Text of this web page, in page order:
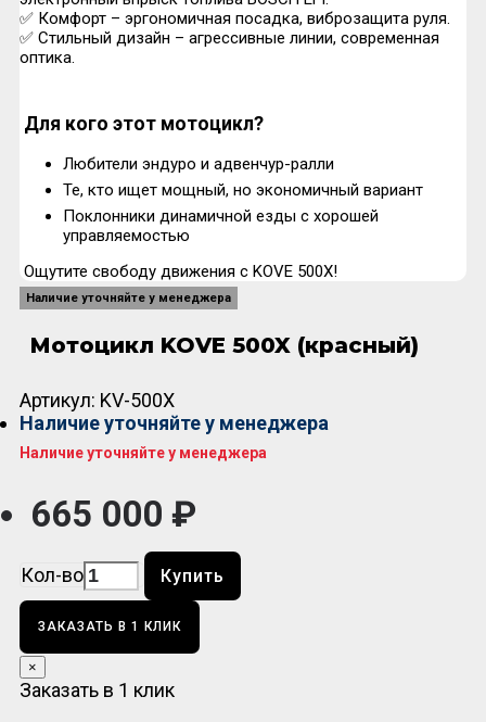
✅ Комфорт – эргономичная посадка, виброзащита руля.
✅ Стильный дизайн – агрессивные линии, современная
оптика.
Для кого этот мотоцикл?
Любители эндуро и адвенчур-ралли
Те, кто ищет мощный, но экономичный вариант
Поклонники динамичной езды с хорошей
управляемостью
Ощутите свободу движения с KOVE 500X!
Наличие уточняйте у менеджера
Мотоцикл KOVE 500X (красный)
Артикул: KV-500X
Наличие уточняйте у менеджера
Наличие уточняйте у менеджера
665 000 ₽
Кол-во Купить
ЗАКАЗАТЬ В 1 КЛИК
×
Заказать в 1 клик